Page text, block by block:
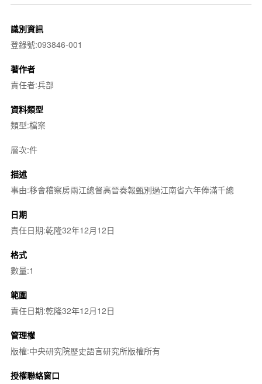
識別資訊
登錄號:093846-001
著作者
責任者:兵部
資料類型
類型:檔案
層次:件
描述
事由:移會稽察房兩江總督高晉奏報甄別過江南省六年俸滿千總
日期
責任日期:乾隆32年12月12日
格式
數量:1
範圍
責任日期:乾隆32年12月12日
管理權
版權:中央研究院歷史語言研究所版權所有
授權聯絡窗口